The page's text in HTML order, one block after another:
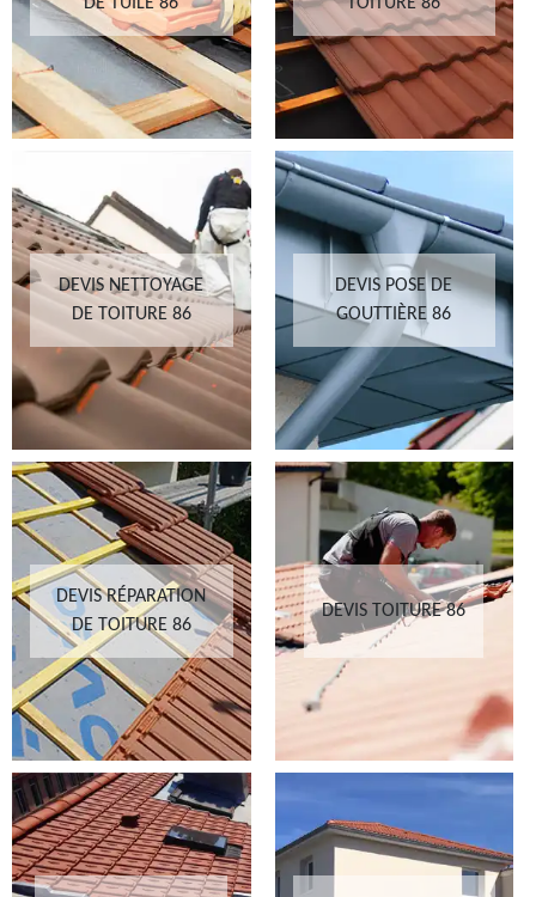
DEVIS NETTOYAGE
DE TOITURE 86
DEVIS POSE DE
GOUTTIÈRE 86
DEVIS RÉPARATION
DE TOITURE 86
DEVIS TOITURE 86